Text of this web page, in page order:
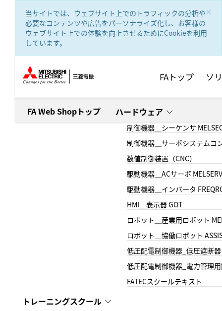
×
当サイトでは、ウェブサイト上でのトラフィックの分析や
必要なコンテンツや広告をパーソナライズ化し、お客様の
ウェブサイト上での体験を向上させるためにCookieを利用
しています。
FAトップ ソ
FA Web Shopトップ ハードウェア
制御機器＿シーケンサ
制御機器＿サーボシステムコ
数値制御装置（CNC）
駆動機器＿ACサーボ
駆動機器＿インバータ
HMI＿表示器 GOT
ロボット＿産業用ロボット
ロボット＿協働ロボット
低圧配電制御機器_低圧遮断器
低圧配電制御機器_電力管理
FATECスクールテキスト
トレーニングスクール